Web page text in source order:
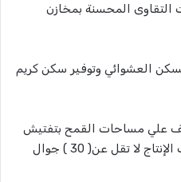
التقاوى المحسنة بمخازن
العشوائي وتوفير سكن كريم
علي مساحات القمح بتفتيش
ود هلال بالقسم الوسط ومؤشرات الإنتاج لا تقل عن( 30 ) جوال